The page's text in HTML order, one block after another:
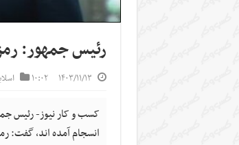
رئیس جمهور:
۱۴۰۳/۱۱/۱۳ ۱۰:۰۲
کسب و کار نیوز- رئیس
انسجام آمده اند، گفت: